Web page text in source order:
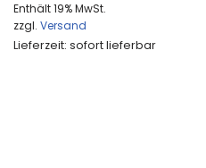
Enthält 19% MwSt.
zzgl. Versand
Lieferzeit: sofort lieferbar